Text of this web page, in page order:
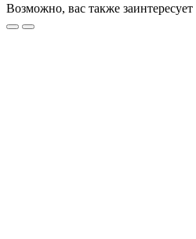
Возможно, вас также заинтересует